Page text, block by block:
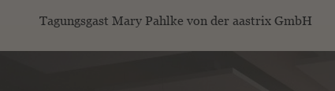
Tagungsgast Mary Pahlke von der aastrix GmbH